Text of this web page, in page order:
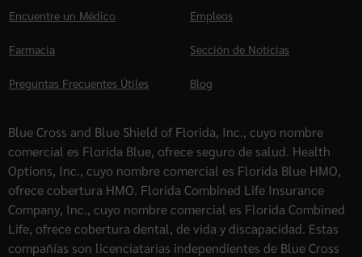
Encuentre un Médico
Farmacia
Preguntas Frecuentes Útiles
Empleos
Sección de Noticias
Blog
Blue Cross and Blue Shield of Florida, Inc., cuyo nombre
comercial es Florida Blue, ofrece seguro de salud. Health
Options, Inc., cuyo nombre comercial es Florida Blue HMO,
ofrece cobertura HMO. Florida Combined Life Insurance
Company, Inc., cuyo nombre comercial es Florida Combined
Life, ofrece cobertura dental, de vida y discapacidad. Estas
compañías son licenciatarias independientes de Blue Cross